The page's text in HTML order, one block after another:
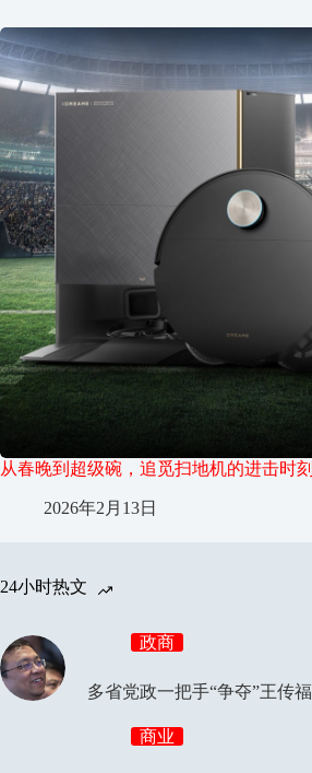
从春晚到超级碗，追觅扫地机的进击时刻
2026年2月13日
24小时热文
政商
多省党政一把手“争夺”王传福
商业